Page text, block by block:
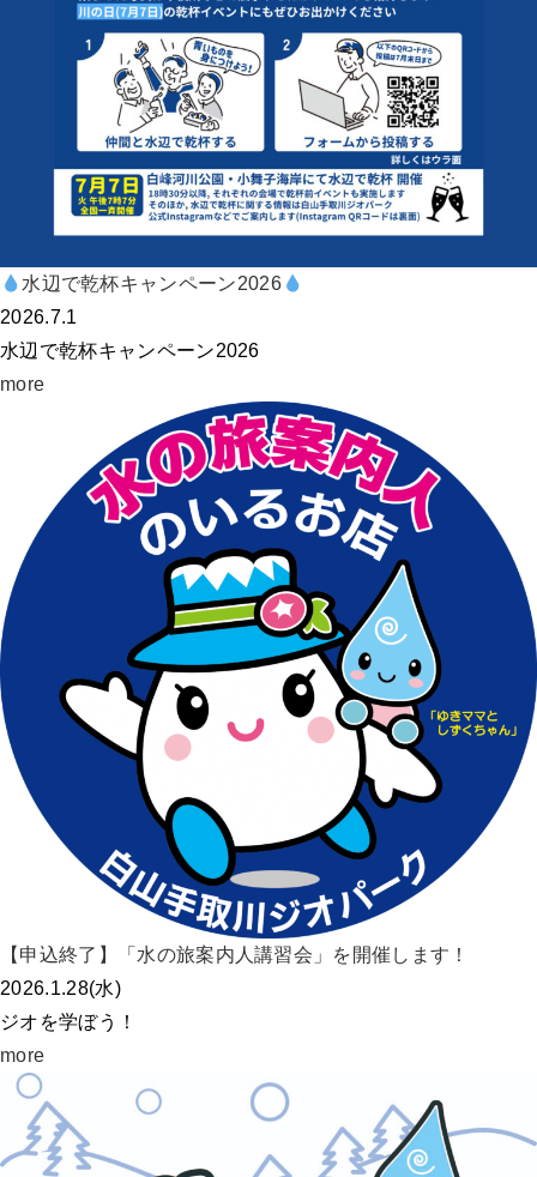
水辺で乾杯キャンペーン2026
2026.7.1
水辺で乾杯キャンペーン2026
more
【申込終了】「水の旅案内人講習会」を開催します！
2026.1.28(水)
ジオを学ぼう！
more